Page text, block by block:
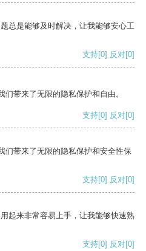
总是能够及时解决，让我能够安心工
支持[0] 反对[0]
带来了无限的隐私保护和自由。
支持[0] 反对[0]
们带来了无限的隐私保护和安全性保
支持[0] 反对[0]
起来非常容易上手，让我能够快速熟
支持[0] 反对[0]